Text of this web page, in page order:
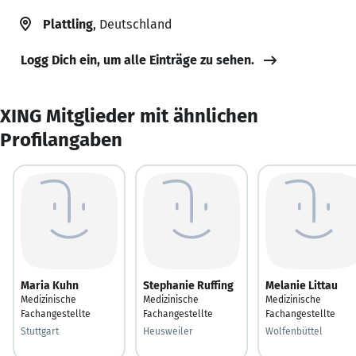
Plattling, Deutschland
Logg Dich ein, um alle Einträge zu sehen.
XING Mitglieder mit ähnlichen
Profilangaben
Maria Kuhn
Medizinische
Fachangestellte
Stuttgart
Stephanie Ruffing
Medizinische
Fachangestellte
Heusweiler
Melanie Littau
Medizinische
Fachangestellte
Wolfenbüttel